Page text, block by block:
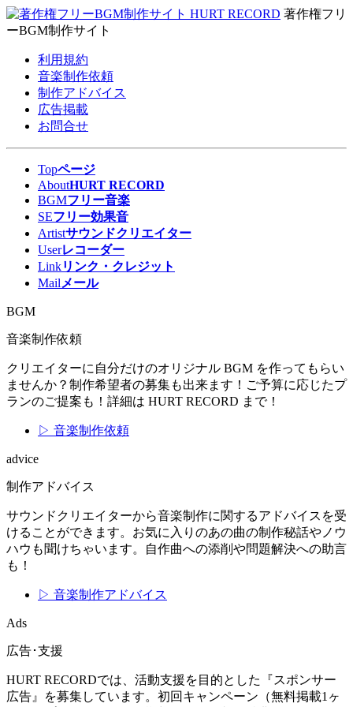
著作権フリ
ーBGM制作サイト
利用規約
音楽制作依頼
制作アドバイス
広告掲載
お問合せ
Topページ
AboutHURT RECORD
BGMフリー音楽
SEフリー効果音
Artistサウンドクリエイター
Userレコーダー
Linkリンク・クレジット
Mail メール
BGM
音楽制作依頼
クリエイターに自分だけのオリジナル BGM を作ってもらい
ませんか？制作希望者の募集も出来ます！ご予算に応じたプ
ランのご提案も！詳細は HURT RECORD まで！
▷ 音楽制作依頼
advice
制作アドバイス
サウンドクリエイターから音楽制作に関するアドバイスを受
けることができます。お気に入りのあの曲の制作秘話やノウ
ハウも聞けちゃいます。自作曲への添削や問題解決への助言
も！
▷ 音楽制作アドバイス
Ads
広告･支援
HURT RECORDでは、活動支援を目的とした『スポンサー
広告』を募集しています。初回キャンペーン（無料掲載1ヶ